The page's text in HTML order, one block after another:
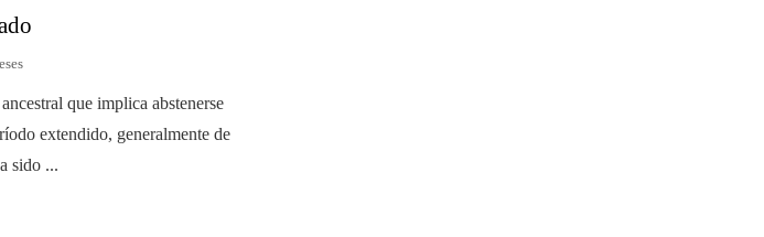
que implica abstenerse
extendido, generalmente de
sido ...